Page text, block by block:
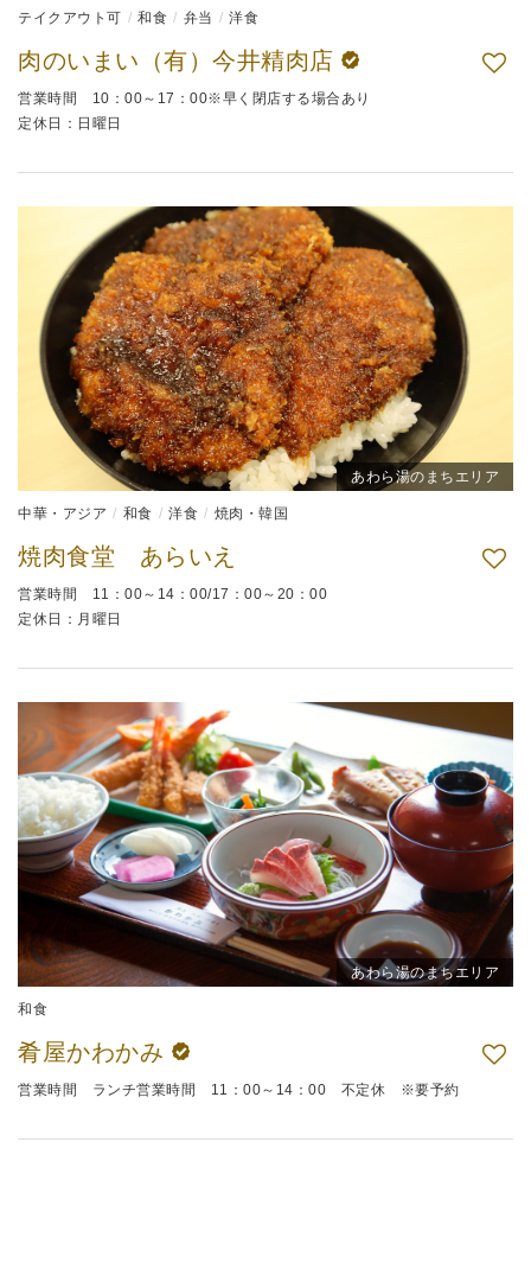
テイクアウト可 和食 弁当 洋食
肉のいまい（有）今井精肉店
営業時間 10：00～17：00※早く閉店する場合あり
定休日：日曜日
あわら湯のまちエリア
中華・アジア 和食 洋食 焼肉・韓国
焼肉食堂 あらいえ
営業時間 11：00～14：00/17：00～20：00
定休日：月曜日
あわら湯のまちエリア
和食
肴屋かわかみ
営業時間 ランチ営業時間 11：00～14：00 不定休 ※要予約